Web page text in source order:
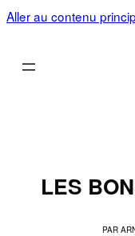
Aller au contenu
LES
PAR